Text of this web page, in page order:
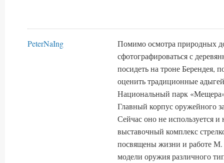
PeterNaIng
Помимо осмотра природных
сфотографироваться с
посидеть на троне Берендея,
оценить традиционные
Национальный парк
Главный корпус оружейного
Сейчас оно не используется
выставочный комплекс
посвящены жизни и работе М.
модели оружия различного